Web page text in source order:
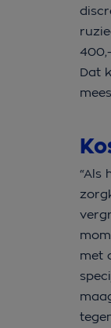
Dat
“Als
met